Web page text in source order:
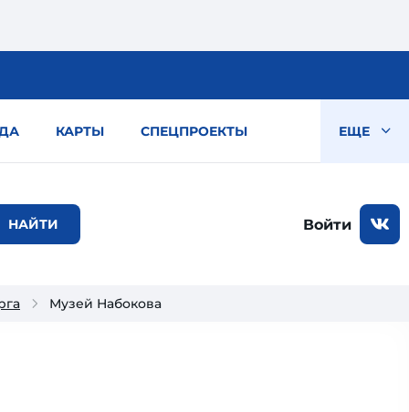
КАРТЫ СПЕЦПРОЕКТЫ ЕЩЕ
Войти
Музей Набокова